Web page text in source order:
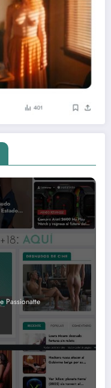
Passionatte